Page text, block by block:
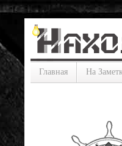
Главная На